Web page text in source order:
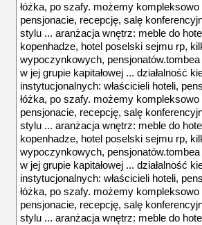
łóżka, po szafy. możemy
pensjonacie, recepcję, salę
stylu ... aranżacja wnętrz: meble do
kopenhadze, hotel poselski sejmu rp,
wypoczynkowych,
w jej grupie kapitałowej ... działalność
instytucjonalnych: właścicieli hoteli,
łóżka, po szafy. możemy
pensjonacie, recepcję, salę
stylu ... aranżacja wnętrz: meble do
kopenhadze, hotel poselski sejmu rp,
wypoczynkowych,
w jej grupie kapitałowej ... działalność
instytucjonalnych: właścicieli hoteli,
łóżka, po szafy. możemy
pensjonacie, recepcję, salę
stylu ... aranżacja wnętrz: meble do